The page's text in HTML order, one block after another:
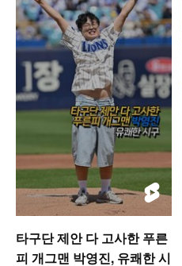
타구단 제안 다 고사한 푸른
피 개그맨 박영진, 유쾌한 시